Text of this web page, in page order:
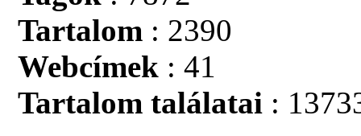
Tartalom : 2390
Webcímek : 41
Tartalom találatai :